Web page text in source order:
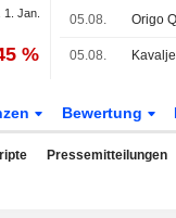
1. Jan.
%
05.08.
05.08.
Bewertung
Pressemitteilungen